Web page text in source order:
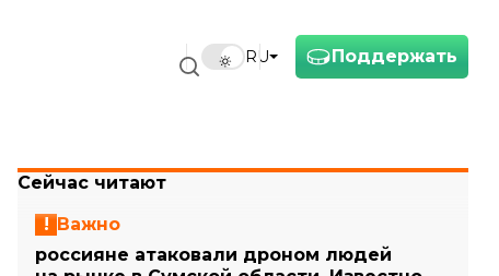
Поддержать
RU
Сейчас читают
Важно
россияне атаковали дроном людей